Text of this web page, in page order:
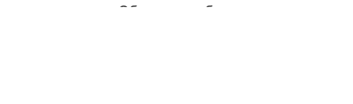
используются. Об этом сообщили в